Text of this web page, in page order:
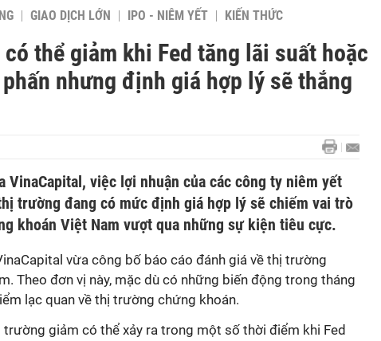
GIAO DỊCH LỚN IPO - NIÊM YẾT KIẾN THỨC
thể giảm khi Fed tăng lãi suất hoặc
nhưng định giá hợp lý sẽ thắng
VinaCapital, việc lợi nhuận của các công ty niêm yết
trường đang có mức định giá hợp lý sẽ chiếm vai trò
khoán Việt Nam vượt qua những sự kiện tiêu cực.
vừa công bố báo cáo đánh giá về thị trường
Theo đơn vị này, mặc dù có những biến động trong tháng
lạc quan về thị trường chứng khoán.
trường giảm có thể xảy ra trong một số thời điểm khi Fed